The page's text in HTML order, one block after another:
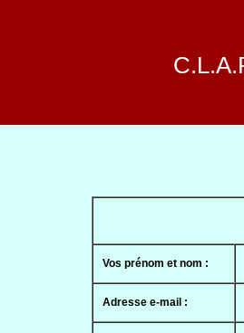
Vos prénom et nom :
Adresse e-mail :